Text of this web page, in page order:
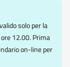
solo per la
12.00. Prima
on-line per